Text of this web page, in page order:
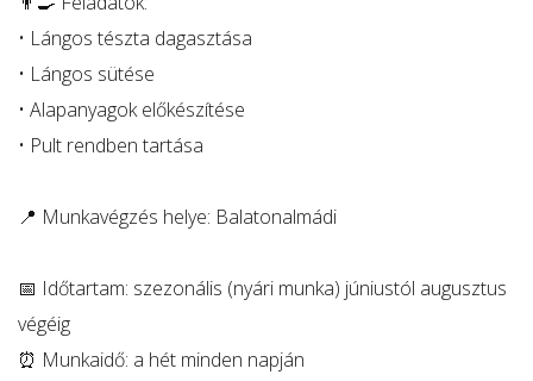
• Lángos tészta dagasztása
• Lángos sütése
• Alapanyagok előkészítése
• Pult rendben tartása
📍 Munkavégzés helye: Balatonalmádi
📅 Időtartam: szezonális (nyári munka) júniustól augusztus
végéig
⏰ Munkaidő: a hét minden napján